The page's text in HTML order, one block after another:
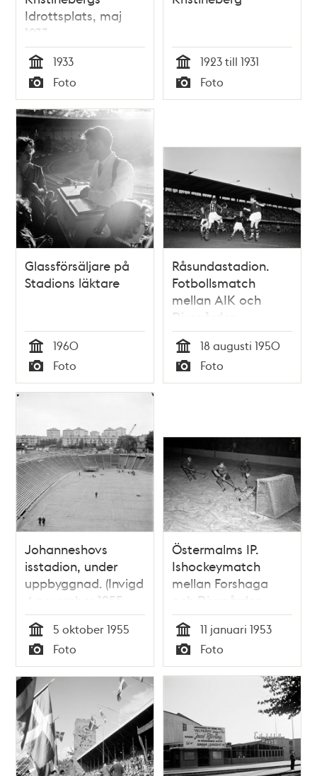
Idrottsplats, maj
1933
Tid
1933
Typ
Foto Tid
1923 till 1931
Typ
Foto
Glassförsäljare på
Stadions läktare
Tid
1960
Typ
Foto
Råsundastadion.
Fotbollsmatch
mellan AIK och
Djurgården
Tid
18 augusti 1950
Typ
Foto
Johanneshovs
isstadion, under
uppbyggnad. (Invigd
4 november 1955,
som en konstfrusen
bandybana, vilket
senare blev
isstadion)
Tid
5 oktober 1955
Typ
Foto
Östermalms IP.
Ishockeymatch
mellan Forshaga
och Djurgården
Tid
11 januari 1953
Typ
Foto